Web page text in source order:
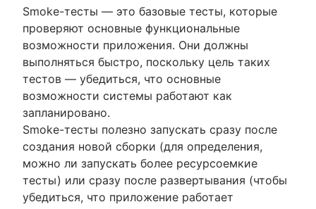
Smoke-тесты — это базовые тесты, которые
проверяют основные функциональные
возможности приложения. Они должны
выполняться быстро, поскольку цель таких
тестов — убедиться, что основные
возможности системы работают как
запланировано.
Smoke-тесты полезно запускать сразу после
создания новой сборки (для определения,
можно ли запускать более ресурсоемкие
тесты) или сразу после развертывания (чтобы
убедиться, что приложение работает